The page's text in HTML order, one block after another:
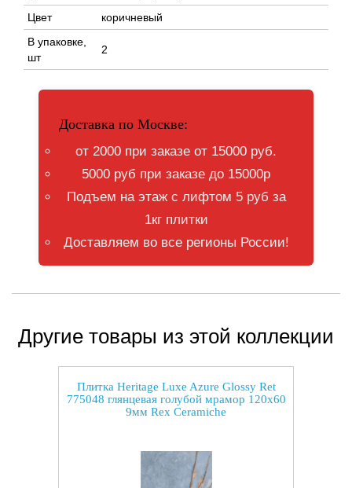
Цвет
коричневый
В упаковке,
шт
2
Доставка по Москве:
от 2000 при заказе от 15000 руб.
5000 руб при заказе до 15000р
Подъем на этаж с лифтом 5 руб за
1кг плитки
Доставляем во все регионы России!
Другие товары из этой коллекции
Плитка Heritage Luxe Azure Glossy Ret
775048 глянцевая голубой мрамор 120x60
9мм Rex Ceramiche